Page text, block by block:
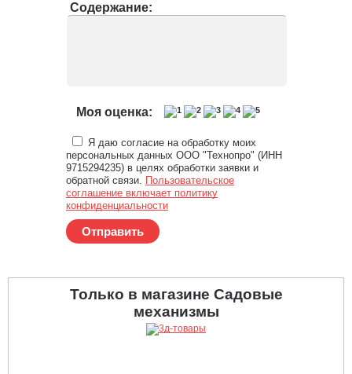
Содержание:
Моя оценка:
Я даю согласие на обработку моих
персональных данных ООО "Технопро" (ИНН
9715294235) в целях обработки заявки и
обратной связи. Пользовательское
соглашение включает политику
конфиденциальности
Отправить
Только в магазине Садовые
механизмы